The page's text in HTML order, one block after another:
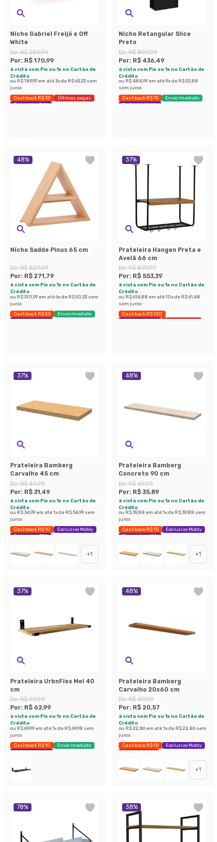
Nicho Gabriel Freijó e Off
White
De:R$ 259,99
Por: R$ 170,99
à vista com Pix ou 1x no Cartão de
Crédito
ou R$ 189,99 em até3x de R$ 63,33 sem
juros
Cashback R$ 30
Últimas peças
Economize 34%
Nicho Retangular Slice
Preto
De:R$ 899,99
Por: R$ 436,49
à vista com Pix ou 1x no Cartão de
Crédito
ou R$ 484,99 em até9x de R$ 53,88
sem juros
Cashback R$ 75
Envio Imediato
Exclusivo Mobly
48%
Nicho Sadde Pinus 65 cm
De:R$ 529,99
Por: R$ 271,79
à vista com Pix ou 1x no Cartão de
Crédito
ou R$ 301,99 em até6x de R$ 50,33 sem
juros
Cashback R$ 50
Envio Imediato
Exclusivo Mobly
37%
Prateleira Hangen Preta e
Avelã 66 cm
De:R$ 879,99
Por: R$ 553,39
à vista com Pix ou 1x no Cartão de
Crédito
ou R$ 614,88 em até10x de R$ 61,48
sem juros
Cashback R$ 100
Exclusivo Mobly
Últimas peças
37%
Prateleira Bamberg
Carvalho 45 cm
De:R$ 49,99
Por: R$ 31,49
à vista com Pix ou 1x no Cartão de
Crédito
ou R$ 34,99 em até1x de R$ 34,99 sem
juros
Cashback R$ 10
Exclusivo Mobly
Economize 37%
+1
48%
Prateleira Bamberg
Concreto 90 cm
De:R$ 69,99
Por: R$ 35,89
à vista com Pix ou 1x no Cartão de
Crédito
ou R$ 39,88 em até1x de R$ 39,88 sem
juros
Cashback R$ 10
Exclusivo Mobly
Economize 48%
+1
37%
Prateleira UrbnFlex Mel 40
cm
De:R$ 99,99
Por: R$ 62,99
à vista com Pix ou 1x no Cartão de
Crédito
ou R$ 69,99 em até1x de R$ 69,98 sem
juros
Cashback R$ 10
Envio Imediato
Exclusivo Mobly
48%
Prateleira Bamberg
Carvalho 20x60 cm
De:R$ 39,99
Por: R$ 20,57
à vista com Pix ou 1x no Cartão de
Crédito
ou R$ 22,86 em até1x de R$ 22,86 sem
juros
Cashback R$ 10
Exclusivo Mobly
Últimas peças
+1
78% 38%